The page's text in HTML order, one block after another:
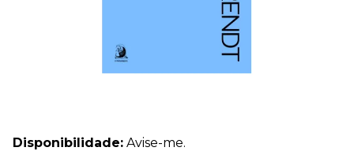
Disponibilidade: Avise-me.